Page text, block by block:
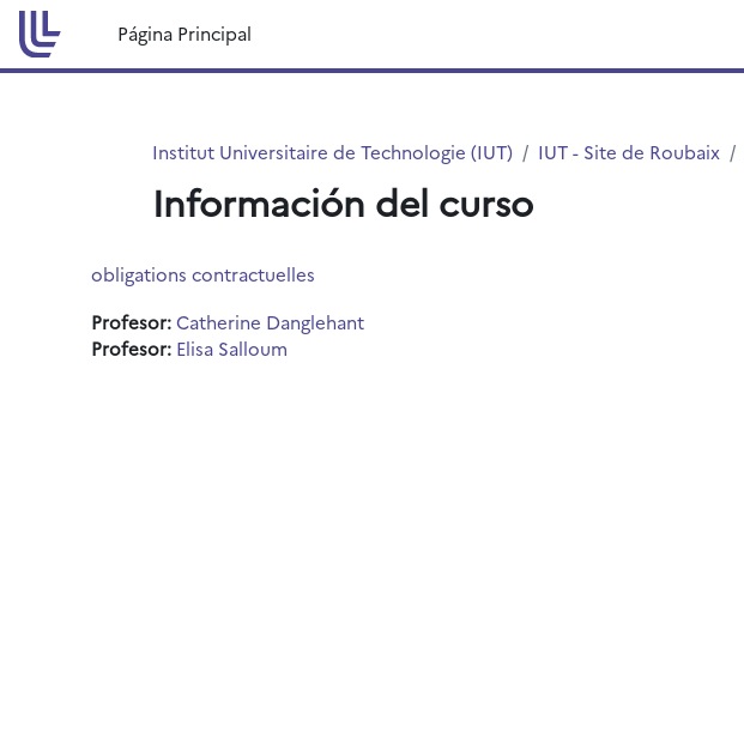
Salta al contenido principal
Página Principal
Institut Universitaire de Technologie (IUT) IUT - Site de Roubaix
Información del curso
obligations contractuelles
Profesor:Catherine Danglehant
Profesor: Elisa Salloum